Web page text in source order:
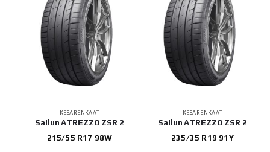
KESÄRENKAAT
Sailun ATREZZO ZSR 2
215/55 R17 98W
KESÄRENKAAT
Sailun ATREZZO ZSR 2
235/35 R19 91Y